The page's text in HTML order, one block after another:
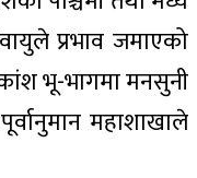
प्रभाव जमाएको
भू-भागमा मनसुनी
महाशाखाले